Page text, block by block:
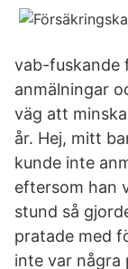
vab-fuskande
anmälningar
väg att
år. Hej, mitt
kunde inte
eftersom han
stund så
pratade med
inte var några